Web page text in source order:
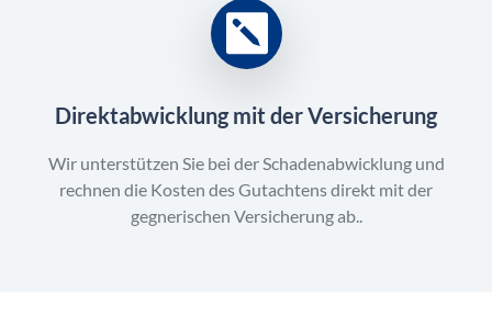
Direktabwicklung mit der Versicherung
Wir unterstützen Sie bei der Schadenabwicklung und
rechnen die Kosten des Gutachtens direkt mit der
gegnerischen Versicherung ab..